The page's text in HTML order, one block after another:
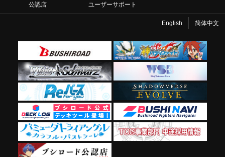
公認店
ユーザーサポート
English 简体中文